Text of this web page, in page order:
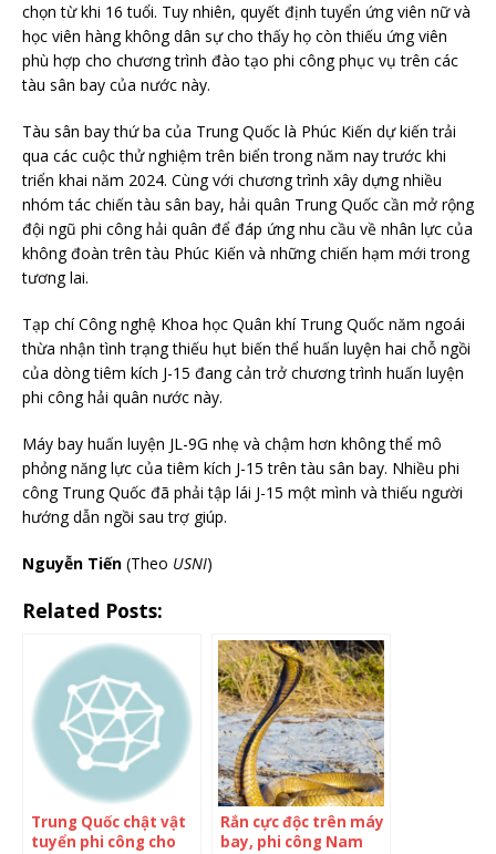
chọn từ khi 16 tuổi. Tuy nhiên, quyết định tuyển ứng viên nữ và
học viên hàng không dân sự cho thấy họ còn thiếu ứng viên
phù hợp cho chương trình đào tạo phi công phục vụ trên các
tàu sân bay của nước này.
Tàu sân bay thứ ba của Trung Quốc là Phúc Kiến dự kiến trải
qua các cuộc thử nghiệm trên biển trong năm nay trước khi
triển khai năm 2024. Cùng với chương trình xây dựng nhiều
nhóm tác chiến tàu sân bay, hải quân Trung Quốc cần mở rộng
đội ngũ phi công hải quân để đáp ứng nhu cầu về nhân lực của
không đoàn trên tàu Phúc Kiến và những chiến hạm mới trong
tương lai.
Tạp chí Công nghệ Khoa học Quân khí Trung Quốc năm ngoái
thừa nhận tình trạng thiếu hụt biến thể huấn luyện hai chỗ ngồi
của dòng tiêm kích J-15 đang cản trở chương trình huấn luyện
phi công hải quân nước này.
Máy bay huấn luyện JL-9G nhẹ và chậm hơn không thể mô
phỏng năng lực của tiêm kích J-15 trên tàu sân bay. Nhiều phi
công Trung Quốc đã phải tập lái J-15 một mình và thiếu người
hướng dẫn ngồi sau trợ giúp.
Nguyễn Tiến (Theo USNI)
Related Posts:
Trung Quốc chật vật
tuyển phi công cho
Rắn cực độc trên máy
bay, phi công Nam